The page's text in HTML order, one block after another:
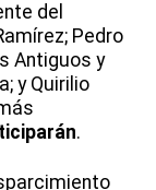
del
Pedro
Antiguos y
y Quirilio
.